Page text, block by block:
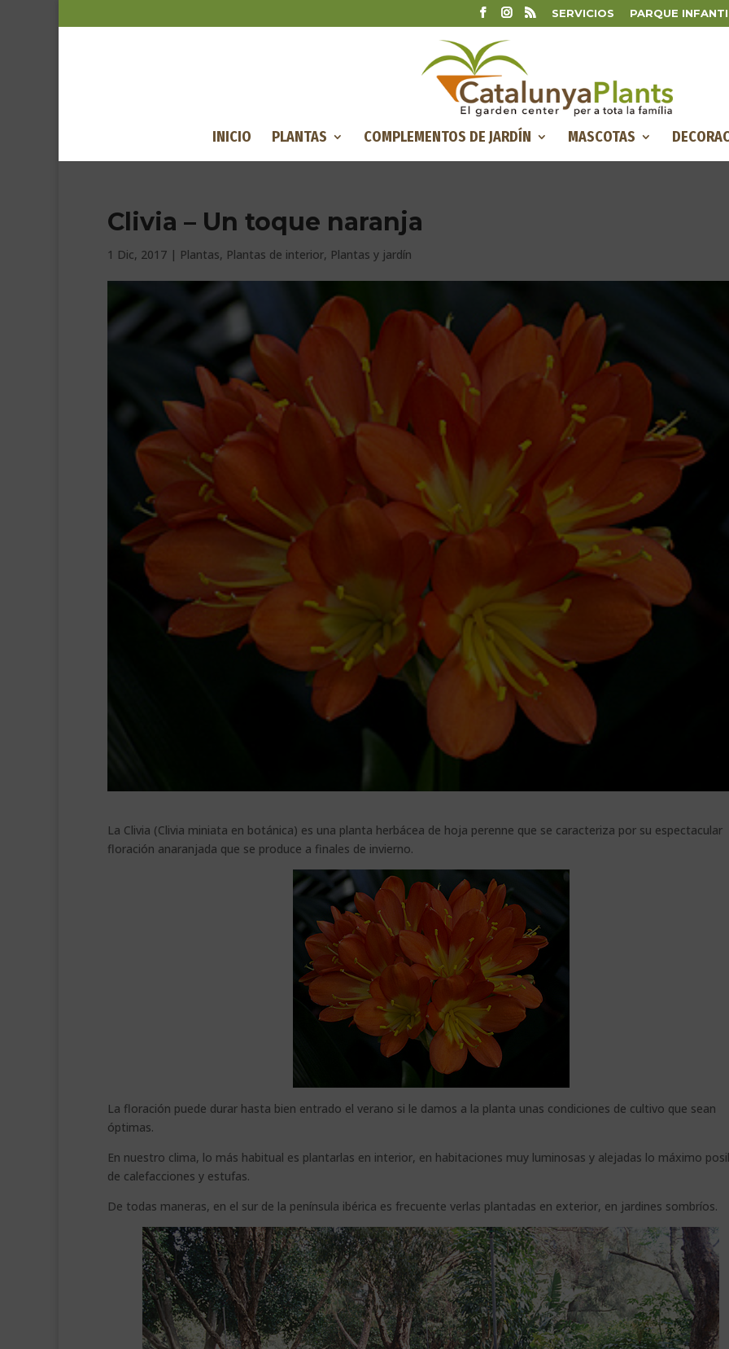
SERVICIOS PARQUE
INICIO PLANTAS COMPLEMENTOS DE JARDÍN MASCOTAS
Clivia – Un toque naranja
1 Dic, 2017 | Plantas, Plantas de interior, Plantas y jardín
La Clivia (Clivia miniata en botánica) es una planta herbácea de hoja perenne que se caracteriza por su espectacular
floración anaranjada que se produce a finales de invierno.
La floración puede durar hasta bien entrado el verano si le damos a la planta unas condiciones de cultivo que sean
óptimas.
En nuestro clima, lo más habitual es plantarlas en interior, en habitaciones muy luminosas y alejadas lo máximo
de calefacciones y estufas.
De todas maneras, en el sur de la península ibérica es frecuente verlas plantadas en exterior, en jardines sombríos.